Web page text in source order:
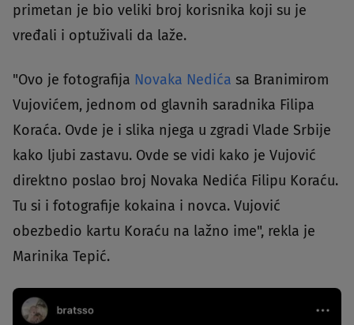
primetan je bio veliki broj korisnika koji su je
vređali i optuživali da laže.
"Ovo je fotografija Novaka Nedića sa Branimirom
Vujovićem, jednom od glavnih saradnika Filipa
Koraća. Ovde je i slika njega u zgradi Vlade Srbije
kako ljubi zastavu. Ovde se vidi kako je Vujović
direktno poslao broj Novaka Nedića Filipu Koraću.
Tu si i fotografije kokaina i novca. Vujović
obezbedio kartu Koraću na lažno ime", rekla je
Marinika Tepić.